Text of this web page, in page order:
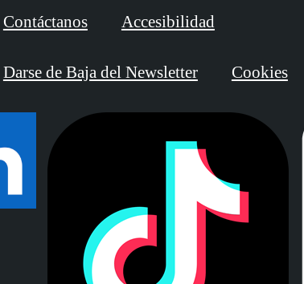
Contáctanos Accesibilidad
Darse de Baja del Newsletter Cookies